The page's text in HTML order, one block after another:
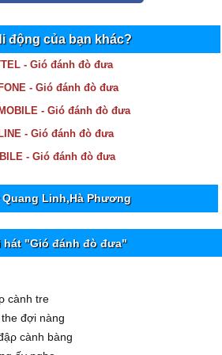
động của bạn khác?
- Gió đánh đò đưa
- Gió đánh đò đưa
- Gió đánh đò đưa
- Gió đánh đò đưa
- Gió đánh đò đưa
Linh,Hà Phương
hát "Gió đánh đò đưa"
cành tre
đợi nàng
cành bàng